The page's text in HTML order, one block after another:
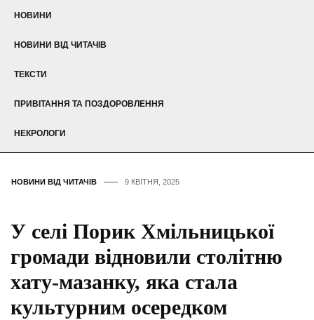
НОВИНИ
НОВИНИ ВІД ЧИТАЧІВ
ТЕКСТИ
ПРИВІТАННЯ ТА ПОЗДОРОВЛЕННЯ
НЕКРОЛОГИ
НОВИНИ ВІД ЧИТАЧІВ 9 КВІТНЯ, 2025
У селі Порик Хмільницької
громади відновили столітню
хату-мазанку, яка стала
культурним осередком